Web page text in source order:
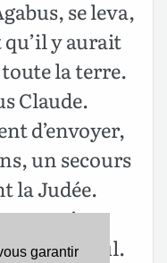
garantir
se leva,
y aurait
la terre.
Claude.
d’envoyer,
un secours
la Judée.
anciens
et de Saul.